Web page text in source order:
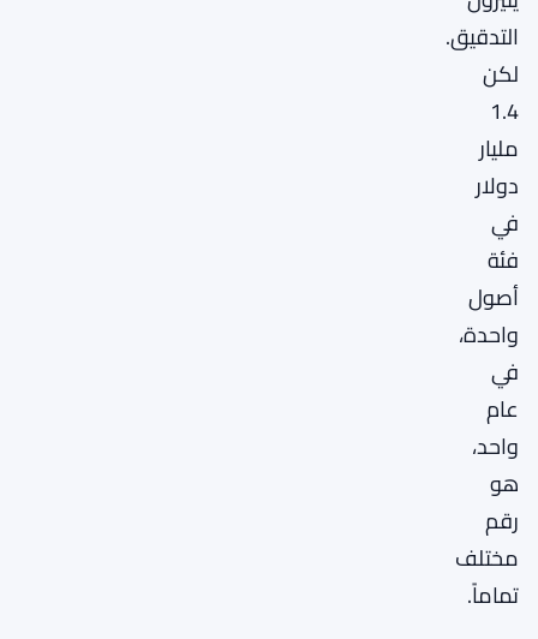
التدقيق.
لكن
1.4
مليار
دولار
في
فئة
أصول
واحدة،
في
عام
واحد،
هو
رقم
مختلف
تماماً.